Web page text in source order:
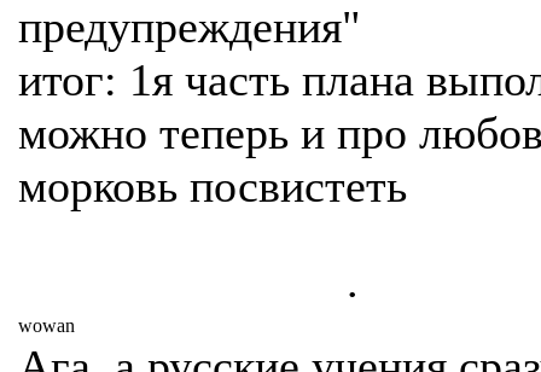
предупреждения"
итог: 1я часть плана
можно теперь и про
морковь посвистеть
.
wowan